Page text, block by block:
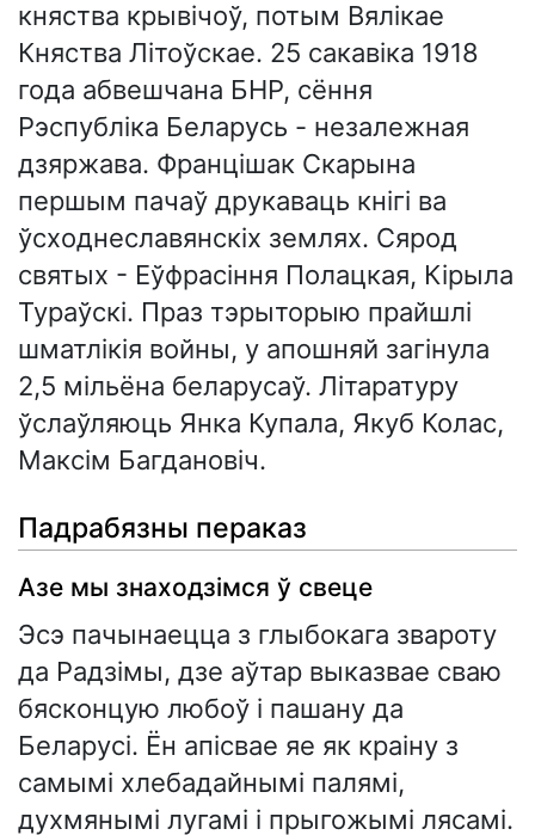
княства крывічоў, потым Вялікае
Княства Літоўскае. 25 сакавіка 1918
года абвешчана БНР, сёння
Рэспубліка Беларусь - незалежная
дзяржава. Францішак Скарына
першым пачаў друкаваць кнігі ва
ўсходнеславянскіх землях. Сярод
святых - Еўфрасіння Полацкая, Кірыла
Тураўскі. Праз тэрыторыю прайшлі
шматлікія войны, у апошняй загінула
2,5 мільёна беларусаў. Літаратуру
ўслаўляюць Янка Купала, Якуб Колас,
Максім Багдановіч.
Падрабязны пераказ
Азе мы знаходзімся ў свеце
Эсэ пачынаецца з глыбокага звароту
да Радзімы, дзе аўтар выказвае сваю
бясконцую любоў і пашану да
Беларусі. Ён апісвае яе як краіну з
самымі хлебадайнымі палямі,
духмянымі лугамі і прыгожымі лясамі.